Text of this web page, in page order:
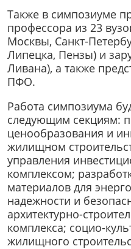
Также в симпозиуме
профессора из 23
Москвы, Санкт-
Липецка, Пензы) и
Ливана), а также
ПФО.
Работа симпозиума
следующим секциям:
ценообразования и
жилищном
управления
комплексом;
материалов для
надежности и
архитектурно-
комплекса; социо-
жилищного